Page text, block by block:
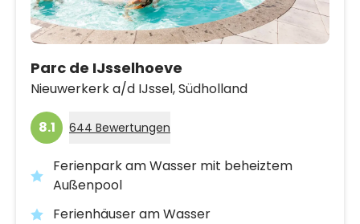
Parc de IJsselhoeve
Nieuwerkerk a/d IJssel,Südholland
8.1 644 Bewertungen
Ferienpark am Wasser mit beheiztem
Außenpool
Ferienhäuser am Wasser